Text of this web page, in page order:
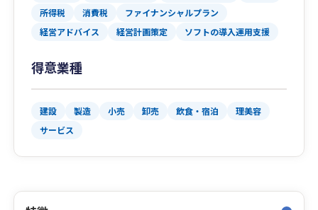
所得税
消費税
ファイナンシャルプラン
経営アドバイス
経営計画策定 ソフトの導入運用支援
得意業種
建設 製造 小売 卸売 飲食・宿泊
理美容
サービス